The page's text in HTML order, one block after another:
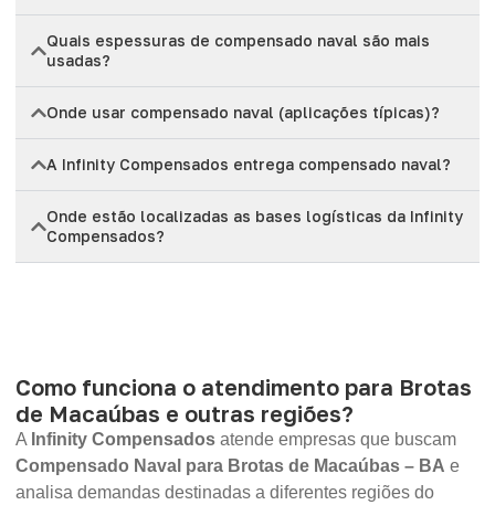
Quais espessuras de compensado naval são mais
usadas?
Onde usar compensado naval (aplicações típicas)?
A Infinity Compensados entrega compensado naval?
Onde estão localizadas as bases logísticas da Infinity
Compensados?
Como funciona o atendimento para Brotas
de Macaúbas e outras regiões?
A Infinity Compensados atende empresas que buscam
Compensado Naval para Brotas de Macaúbas – BA e
analisa demandas destinadas a diferentes regiões do